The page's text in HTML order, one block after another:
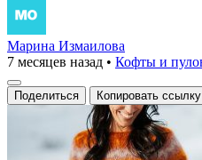
Марина Измаилова
7 месяцев назад • Кофты и
Поделиться Копировать ссылку